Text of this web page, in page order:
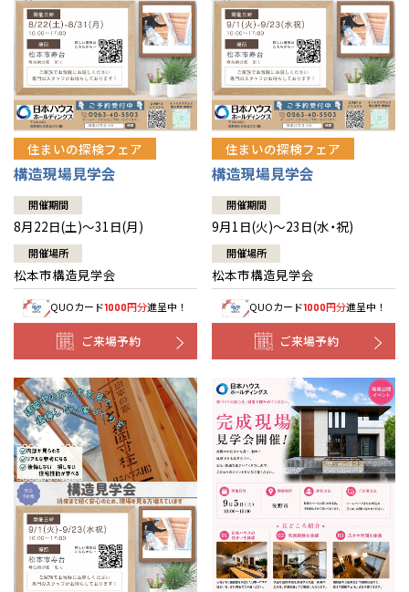
住まいの探検フェア
構造現場見学会
開催期間
8月22日(土)～31日(月)
開催場所
松本市構造見学会
QUOカード1000円分進呈中！
ご来場予約
住まいの探検フェア
構造現場見学会
開催期間
9月1日(火)～23日(水・祝)
開催場所
松本市構造見学会
QUOカード1000円分進呈中！
ご来場予約